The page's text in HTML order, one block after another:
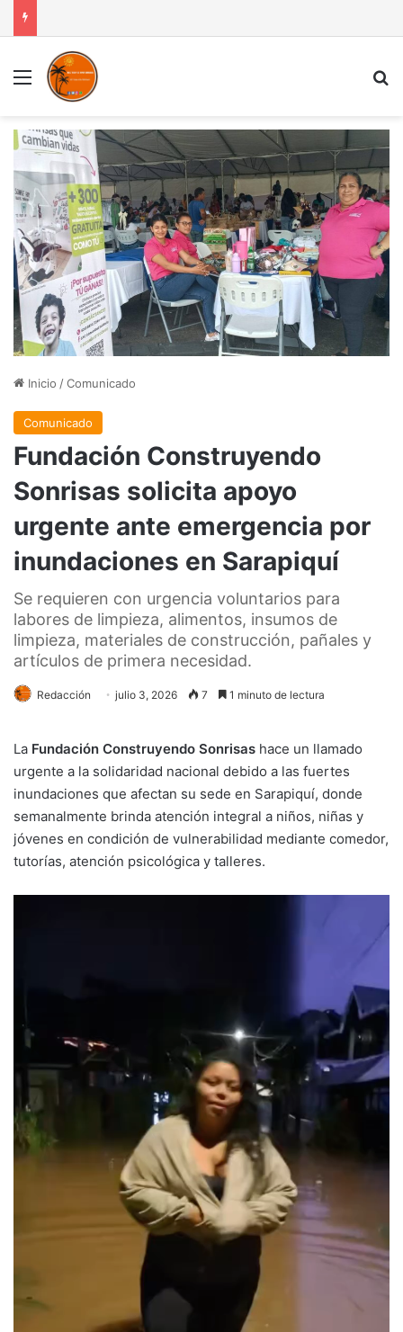
Menú
Inicio /Comunicado
Comunicado
Fundación Construyendo
Sonrisas solicita apoyo
urgente ante emergencia por
inundaciones en Sarapiquí
Se requieren con urgencia voluntarios para
labores de limpieza, alimentos, insumos de
limpieza, materiales de construcción, pañales y
artículos de primera necesidad.
Redacción julio 3, 2026 7 1 minuto de lectura
La Fundación Construyendo Sonrisas hace un llamado
urgente a la solidaridad nacional debido a las fuertes
inundaciones que afectan su sede en Sarapiquí, donde
semanalmente brinda atención integral a niños, niñas y
jóvenes en condición de vulnerabilidad mediante comedor,
tutorías, atención psicológica y talleres.